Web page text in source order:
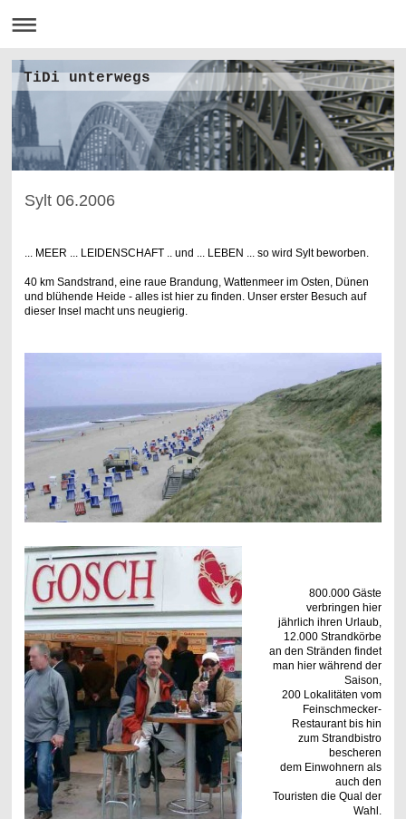
TiDi unterwegs
Sylt 06.2006
... MEER ... LEIDENSCHAFT .. und ... LEBEN ... so wird Sylt beworben.
40 km Sandstrand, eine raue Brandung, Wattenmeer im Osten, Dünen
und blühende Heide - alles ist hier zu finden. Unser erster Besuch auf
dieser Insel macht uns neugierig.
800.000 Gäste
verbringen hier
jährlich ihren Urlaub,
12.000 Strandkörbe
an den Stränden findet
man hier während der
Saison,
200 Lokalitäten vom
Feinschmecker-
Restaurant bis hin
zum Strandbistro
bescheren
dem Einwohnern als
auch den
Touristen die Qual der
Wahl.